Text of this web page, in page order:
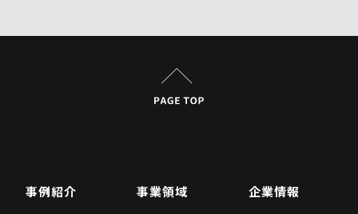
事例紹介 事業領域
企業情報